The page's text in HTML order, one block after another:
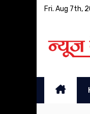
Fri. Aug 7th,